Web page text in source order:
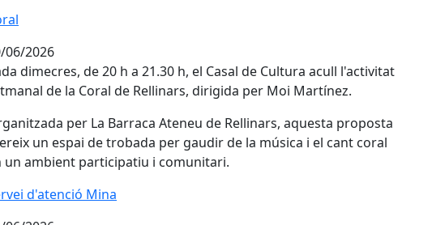
06/2026
dimecres, de 20 h a 21.30 h, el Casal de Cultura acull l'activitat
de la Coral de Rellinars, dirigida per Moi Martínez.
per La Barraca Ateneu de Rellinars, aquesta proposta
un espai de trobada per gaudir de la música i el cant coral
un ambient participatiu i comunitari.
d'atenció Mina
d'atenció Mina